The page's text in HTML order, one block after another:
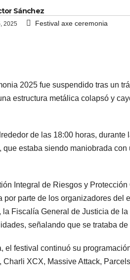
Sánchez
2025 Festival axe ceremonia
2025 fue suspendido tras un
estructura metálica colapsó y
de las 18:00 horas,
que estaba siendo maniobrada
Integral de Riesgos y
por parte de los organizadores
la Fiscalía General de Justicia de
señalando que se trataba de
el festival continuó su
XCX, Massive Attack,